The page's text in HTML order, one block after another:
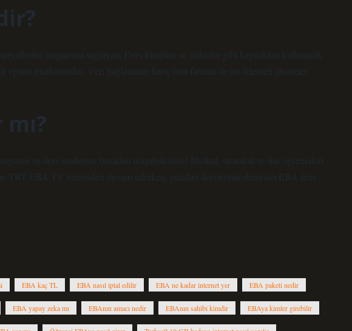
erişmesini sağlayan; Ders kitapları ve videolar gibi kaynakları kullanarak
eğitim platformudur. Veri bağlantıları hariç tüm faturalı ve ön ödemeli aboneler
ve ders saatlerine buradan ulaşabilirsiniz! İlkokul, ortaokul ve lise öğrencileri
TRT EBA TV üzerinden devam ederken, gündüz derslerinin detayları EBA ders
EBA kaç TL EBA nasıl iptal edilir EBA ne kadar internet yer EBA paketi nedir
EBA yapay zeka mı EBAnın amacı nedir EBAnın sahibi kimdir EBAya kimler girebilir